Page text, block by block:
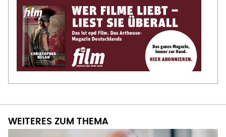
WEITERES ZUM THEMA